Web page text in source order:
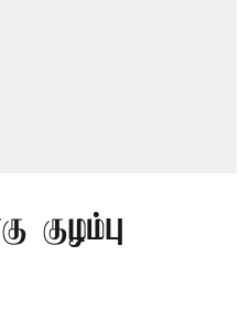
குழம்பு